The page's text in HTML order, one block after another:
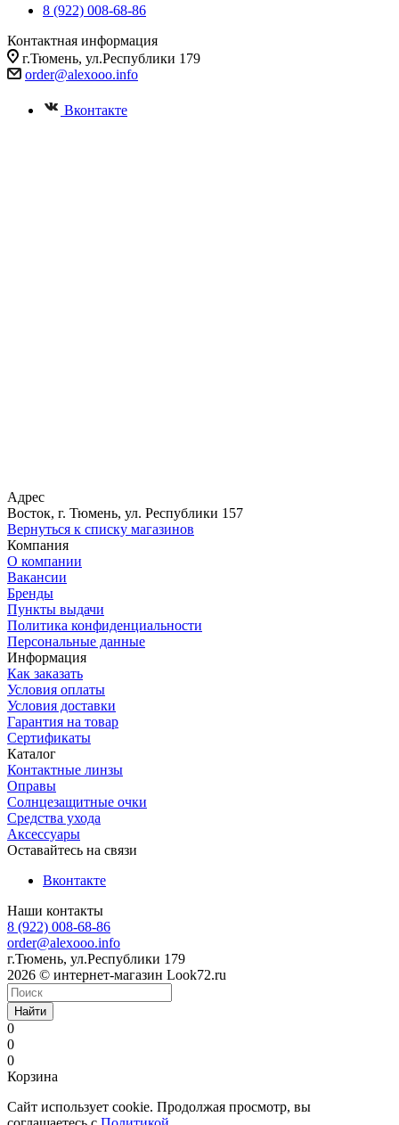
8 (922) 008-68-86
Контактная информация
г.Тюмень, ул.Республики 179
order@alexooo.info
Вконтакте
Адрес
Восток, г. Тюмень, ул. Республики 157
Вернуться к списку магазинов
Компания
О компании
Вакансии
Бренды
Пункты выдачи
Политика конфиденциальности
Персональные данные
Информация
Как заказать
Условия оплаты
Условия доставки
Гарантия на товар
Сертификаты
Каталог
Контактные линзы
Оправы
Солнцезащитные очки
Средства ухода
Аксессуары
Оставайтесь на связи
Вконтакте
Наши контакты
8 (922) 008-68-86
order@alexooo.info
г.Тюмень, ул.Республики 179
2026 © интернет-магазин Look72.ru
Найти
0
0
0
Корзина
Сайт использует cookie. Продолжая просмотр, вы